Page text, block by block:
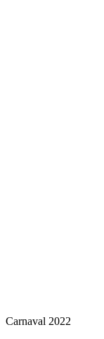
Carnaval 2022